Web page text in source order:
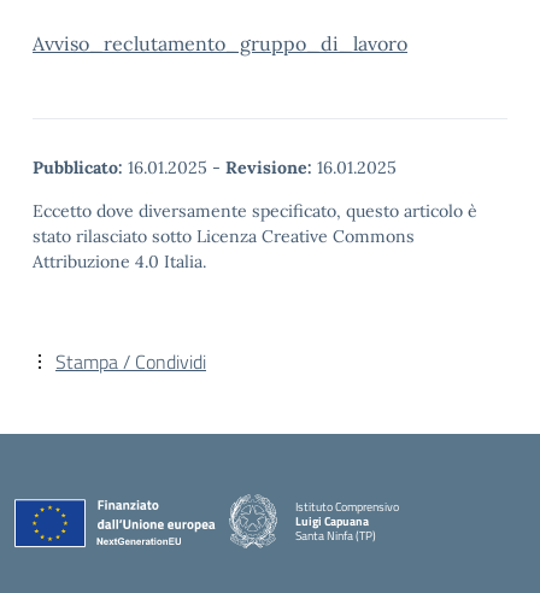
Avviso_reclutamento_gruppo_di_lavoro
Pubblicato: 16.01.2025 - Revisione: 16.01.2025
Eccetto dove diversamente specificato, questo articolo è
stato rilasciato sotto Licenza Creative Commons
Attribuzione 4.0 Italia.
Stampa / Condividi
Istituto Comprensivo
Luigi Capuana
Santa Ninfa (TP)